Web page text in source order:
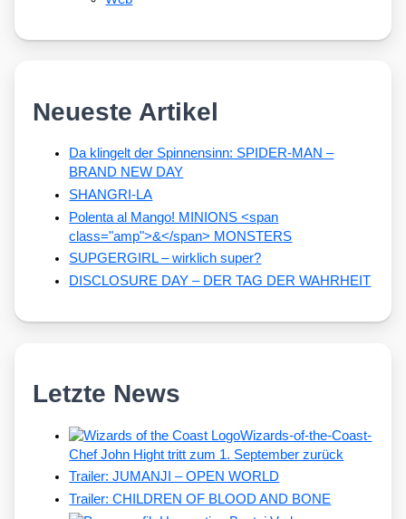
Neueste Artikel
Da klingelt der Spinnensinn: SPIDER-MAN –
BRAND NEW DAY
SHANGRI-LA
Polenta al Mango! MINIONS <span
class="amp">&</span> MONSTERS
SUPGERGIRL – wirklich super?
DISCLOSURE DAY – DER TAG DER WAHRHEIT
Letzte News
Wizards-of-the-Coast-
Chef John Hight tritt zum 1. September zurück
Trailer: JUMANJI – OPEN WORLD
Trailer: CHILDREN OF BLOOD AND BONE